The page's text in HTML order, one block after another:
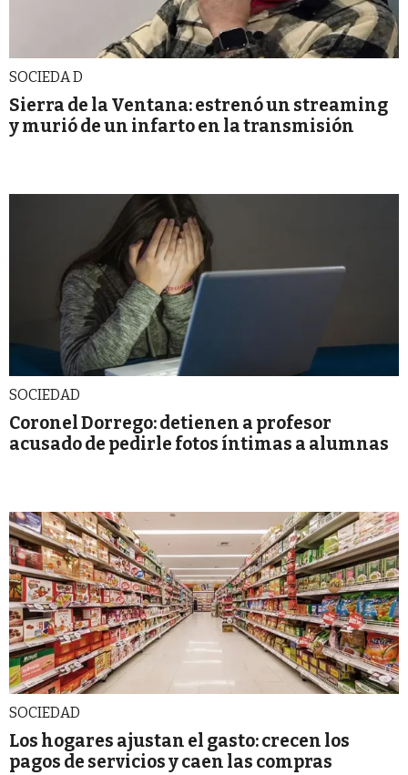
SOCIEDA D
Sierra de la Ventana: estrenó un streaming
y murió de un infarto en la transmisión
SOCIEDAD
Coronel Dorrego: detienen a profesor
acusado de pedirle fotos íntimas a alumnas
SOCIEDAD
Los hogares ajustan el gasto: crecen los
pagos de servicios y caen las compras